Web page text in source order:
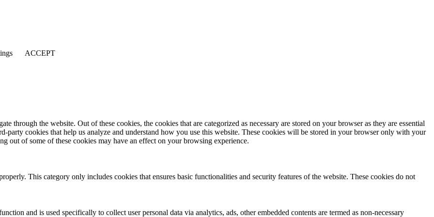
ACCEPT
through the website. Out of these cookies, the cookies that are categorized as necessary are stored on your browser as they are essential
party cookies that help us analyze and understand how you use this website. These cookies will be stored in your browser only with your
out of some of these cookies may have an effect on your browsing experience.
This category only includes cookies that ensures basic functionalities and security features of the website. These cookies do not
and is used specifically to collect user personal data via analytics, ads, other embedded contents are termed as non-necessary